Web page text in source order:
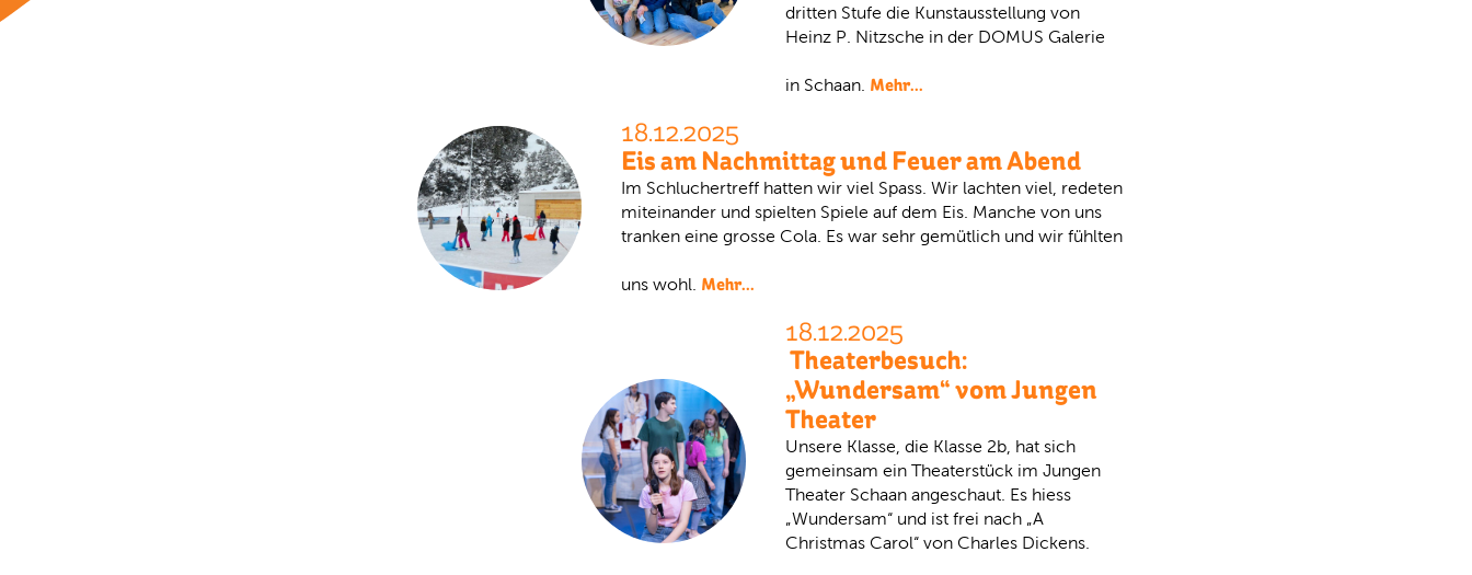
dritten Stufe die Kunstausstellung von
Heinz P. Nitzsche in der DOMUS Galerie
in Schaan. Mehr...
18.12.2025
Eis am Nachmittag und Feuer am Abend
Im Schluchertreff hatten wir viel Spass. Wir lachten viel, redeten
miteinander und spielten Spiele auf dem Eis. Manche von uns
tranken eine grosse Cola. Es war sehr gemütlich und wir fühlten
uns wohl. Mehr...
18.12.2025
Theaterbesuch:
„Wundersam“ vom Jungen
Theater
Unsere Klasse, die Klasse 2b, hat sich
gemeinsam ein Theaterstück im Jungen
Theater Schaan angeschaut. Es hiess
„Wundersam“ und ist frei nach „A
Christmas Carol“ von Charles Dickens.